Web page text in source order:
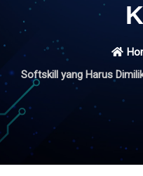
Softskill yang Harus